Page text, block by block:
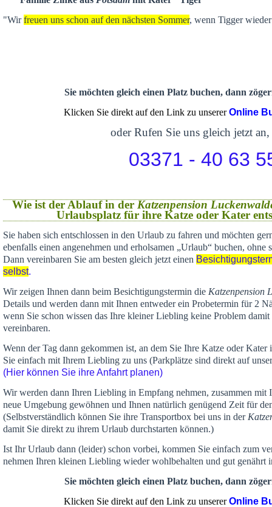
"Wirfreuen uns schon auf den nächsten Sommer, wenn Tigger
Sie möchten gleich einen Platz buchen, dann
Klicken Sie direkt auf den Link zu unsererOnline
oder Rufen Sie uns gleich jetzt an,
03371 - 40 63
Wie ist der Ablauf in der Katzenpension
Urlaubsplatz für ihre Katze oder Kater
Sie haben sich entschlossen in den Urlaub zu fahren und möchten
ebenfalls einen angenehmen und erholsamen „Urlaub“ buchen, ohne
Dann vereinbaren Sie am besten gleich jetzt einen
selbst.
Wir zeigen Ihnen dann beim Besichtigungstermin die Katzenpension
Details und werden dann mit Ihnen entweder ein Probetermin für 2
wenn Sie schon wissen das Ihre kleiner Liebling keine Problem
vereinbaren.
Wenn der Tag dann gekommen ist, an dem Sie Ihre Katze oder
Sie einfach mit Ihrem Liebling zu uns (Parkplätze sind direkt auf
(Hier können Sie ihre Anfahrt planen)
Wir werden dann Ihren Liebling in Empfang nehmen, zusammen mit
neue Umgebung gewöhnen und Ihnen natürlich genügend Zeit für
(Selbstverständlich können Sie ihre Transportbox bei uns in der
damit Sie direkt zu ihrem Urlaub durchstarten können.)
Ist Ihr Urlaub dann (leider) schon vorbei, kommen Sie einfach zum
nehmen Ihren kleinen Liebling wieder wohlbehalten und gut genährt
Sie möchten gleich einen Platz buchen, dann
Klicken Sie direkt auf den Link zu unsererOnline